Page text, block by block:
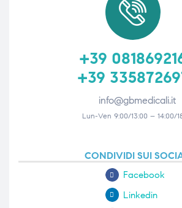
+39
+39
info@gbmedicali.it
Lun-Ven 9:00/13:00 – 14:00/
CONDIVIDI SUI
Facebook
Linkedin